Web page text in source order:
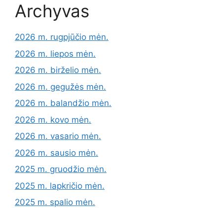
Archyvas
2026 m. rugpjūčio mėn.
2026 m. liepos mėn.
2026 m. birželio mėn.
2026 m. gegužės mėn.
2026 m. balandžio mėn.
2026 m. kovo mėn.
2026 m. vasario mėn.
2026 m. sausio mėn.
2025 m. gruodžio mėn.
2025 m. lapkričio mėn.
2025 m. spalio mėn.